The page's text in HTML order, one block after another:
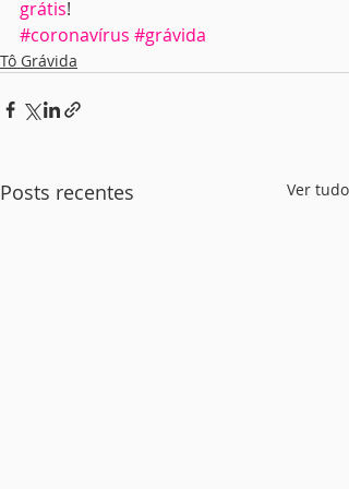
grátis!
#coronavírus #grávida
Tô Grávida
Posts recentes Ver tudo